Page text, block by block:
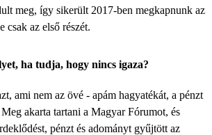
meg, így sikerült 2017-ben megkapnunk az
csak az első részét.
ha tudja, hogy nincs igaza?
ami nem az övé - apám hagyatékát, a pénzt
akarta tartani a Magyar Fórumot, és
pénzt és adományt gyűjtött az